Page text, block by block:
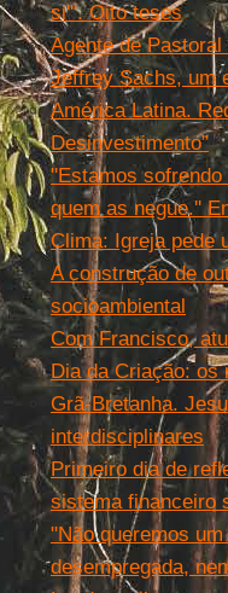
si'". Oito teses
Agente de
Jeffrey Sachs, um
América Latina.
Desinvestimento”
''Estamos
quem as negue.''
Clima: Igreja pede
A construção de
socioambiental
Com Francisco,
Dia da Criação: os
Grã-Bretanha.
interdisciplinares
Primeiro dia de
sistema financeiro
"Não queremos
desempregada,